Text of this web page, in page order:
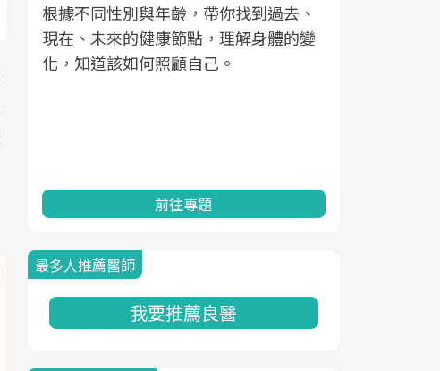
根據不同性別與年齡，帶你找到過去、
現在、未來的健康節點，理解身體的變
化，知道該如何照顧自己。
前往專題
最多人推薦醫師
我要推薦良醫